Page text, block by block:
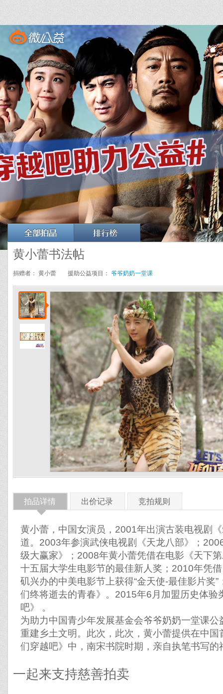
黄小蕾书法帖
捐赠者： 黄小蕾 援助公益项目： 爷爷奶奶一堂课
拍品详情
◆
出价记录 竞拍规则
黄小蕾，中国女演员，2001年出演古装电视剧
道。2003年参演武侠电视剧《天龙八部》；
级大赢家》；2008年黄小蕾凭借在电影《天下
十五届大学生电影节的最佳新人奖；2010年凭
矶兴办的中美电影节上获得“金天使-最佳影片奖
们终将逝去的青春》。2015年6月加盟历史体验
吧》 。
为助力中国青少年发展基金会爷爷奶奶一堂课
重建乡土文明。此次，此次，黄小蕾提供在中
们穿越吧》中，南宋书院时期，亲自执笔书写的
一起来支持慈善拍卖